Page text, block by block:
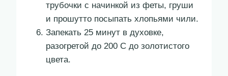
трубочки с начинкой из феты, груши
и прошутто посыпать хлопьями чили.
Запекать 25 минут в духовке,
разогретой до 200 С до золотистого
цвета.